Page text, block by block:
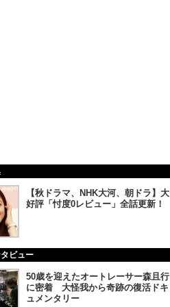
【秋ドラマ、NHK大河、朝ドラ】大
好評「忖度0レビュー」全話更新！
ビュー
50歳を迎えたオートレーサー森且行
に密着 大怪我から奇跡の復活ドキ
ュメンタリー